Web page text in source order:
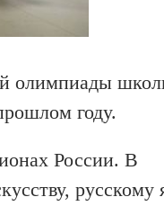
олимпиады
году.
России. В
русскому